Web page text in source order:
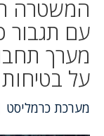
המשטרה
עם תגבור
מערך
על בטיחות
מערכת כרמליסט